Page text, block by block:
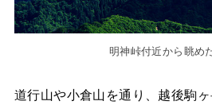
明神峠付近から眺め
道行山や小倉山を通り、越後駒ヶ